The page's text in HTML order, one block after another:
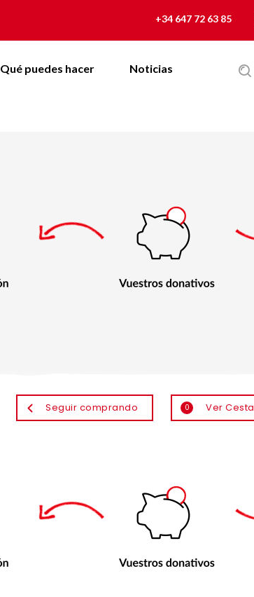
+34 647 72 63 85
Qué puedes hacer Noticias
Seguir comprando 0 Ver Cesta